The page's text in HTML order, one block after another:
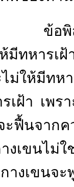
พิสูจน์อื่
มีทหารเ
ม่ให้มีทห
เฝ้า เพร
ะฟื้นจาก
งเขนไม่
างเขนจ